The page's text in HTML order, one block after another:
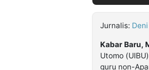
Jurnalis:
Kabar Baru,
Utomo
guru non-